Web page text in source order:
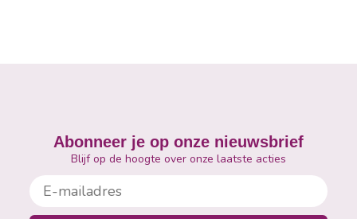
Abonneer je op onze nieuwsbrief
Blijf op de hoogte over onze laatste acties
E-mailadres